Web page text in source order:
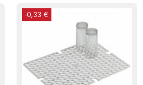
-0,33 €